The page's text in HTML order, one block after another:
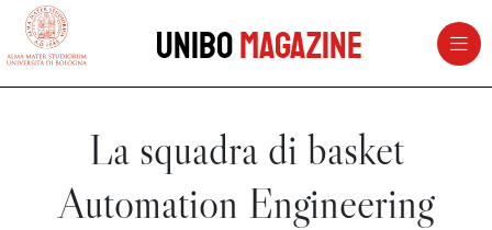
vai al contenuto della pagina
UniboMagazine
La squadra di basket
Automation Engineering